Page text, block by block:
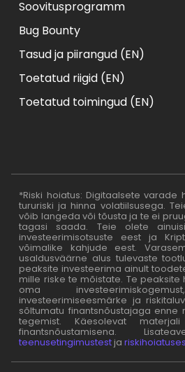
Soovitusprogramm
Bug Bounty
Tasud ja piirangud (EN)
Toetatud riigid (EN)
Toetatud toimingud (EN)
*Riski hoiatus: Digitaalsete varade
tururiski ja hinna volatiilsusega.
võib langeda või tõusta ja te ei
tagasi saada. Teie olete
investeerimisotsuste eest ja
võimalike kahjude eest.
usaldusväärne alus tulevaste
peaksite investeerima ainult
mille riske te mõistate. Te
oma
investeerimiseesmärke ja
sõltumatu finantsnõustajaga enne
tegemist. Käesolevat
finantsnõustamisena.
teenusetingimustest ja